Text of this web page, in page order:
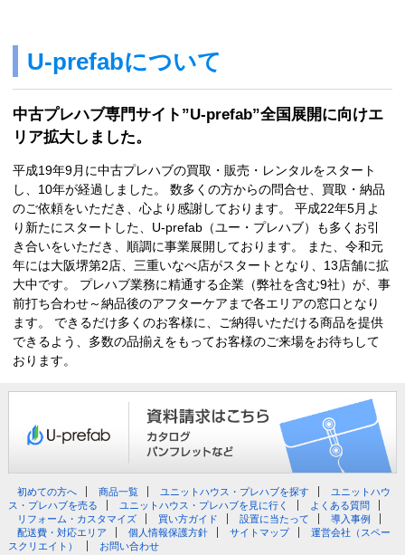
U-prefabについて
中古プレハブ専門サイト”U-prefab”全国展開に向けエ
リア拡大しました。
平成19年9月に中古プレハブの買取・販売・レンタルをスタート
し、10年が経過しました。 数多くの方からの問合せ、買取・納品
のご依頼をいただき、心より感謝しております。 平成22年5月よ
り新たにスタートした、U-prefab（ユー・プレハブ）も多くお引
き合いをいただき、順調に事業展開しております。 また、令和元
年には大阪堺第2店、三重いなべ店がスタートとなり、13店舗に拡
大中です。 プレハブ業務に精通する企業（弊社を含む9社）が、事
前打ち合わせ～納品後のアフターケアまで各エリアの窓口となり
ます。 できるだけ多くのお客様に、ご納得いただける商品を提供
できるよう、多数の品揃えをもってお客様のご来場をお待ちして
おります。
初めての方へ 商品一覧 ユニットハウス・プレハブを探す
ユニットハウ
ス・プレハブを売る
ユニットハウス・プレハブを見に行く
よくある質問
リフォーム・カスタマイズ
買い方ガイド 設置に当たって
導入事例
配送費・対応エリア
個人情報保護方針 サイトマップ
運営会社（スペー
スクリエイト）
お問い合わせ